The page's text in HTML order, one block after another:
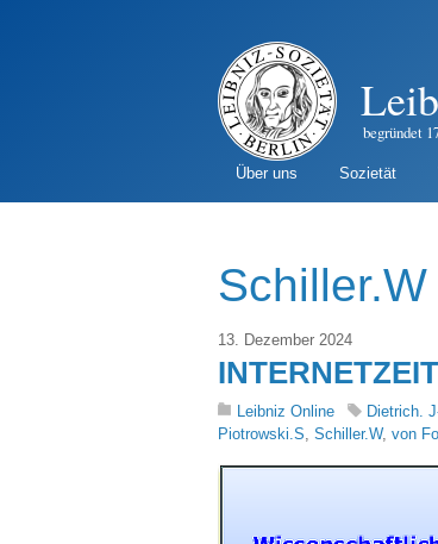
begründet
Über uns Sozietät
Schiller.W
13. Dezember 2024
Leibniz Online Dietrich.
Piotrowski.S Schiller.W, von